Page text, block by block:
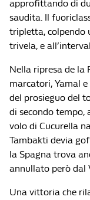
approfittando di
saudita. Il
tripletta, colpendo
trivela, e
Nella ripresa de la
marcatori, Yamal
del prosieguo del
di secondo tempo,
volo di Cucurella
Tambakti devia
la Spagna trova
annullato però dal
Una vittoria che